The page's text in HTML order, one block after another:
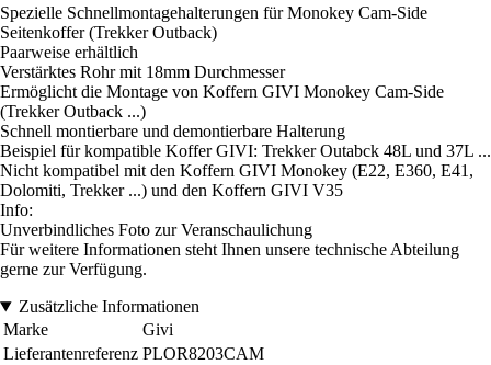
Spezielle Schnellmontagehalterungen für Monokey Cam-Side
Seitenkoffer (Trekker Outback)
Paarweise erhältlich
Verstärktes Rohr mit 18mm Durchmesser
Ermöglicht die Montage von Koffern GIVI Monokey Cam-Side
(Trekker Outback ...)
Schnell montierbare und demontierbare Halterung
Beispiel für kompatible Koffer GIVI: Trekker Outabck 48L und 37L ...
Nicht kompatibel mit den Koffern GIVI Monokey (E22, E360, E41,
Dolomiti, Trekker ...) und den Koffern GIVI V35
Info:
Unverbindliches Foto zur Veranschaulichung
Für weitere Informationen steht Ihnen unsere technische Abteilung
gerne zur Verfügung.
Zusätzliche Informationen
Marke
Givi
Lieferantenreferenz PLOR8203CAM